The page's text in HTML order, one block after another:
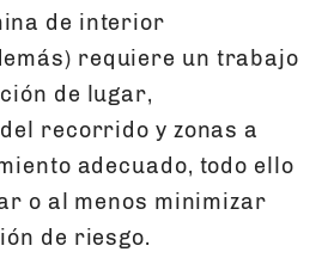
de interior
requiere un trabajo
de lugar,
recorrido y zonas a
adecuado, todo ello
o al menos minimizar
de riesgo.